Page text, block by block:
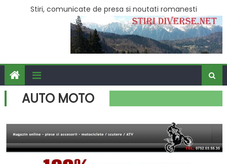
Stiri, comunicate de presa si noutati romanesti
AUTO MOTO